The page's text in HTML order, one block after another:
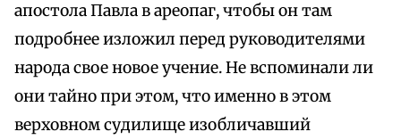
апостола Павла в ареопаг, чтобы он там
подробнее изложил перед руководителями
народа свое новое учение. Не вспоминали ли
они тайно при этом, что именно в этом
верховном судилище изобличавший